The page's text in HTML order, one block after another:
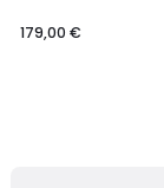
179,00 €